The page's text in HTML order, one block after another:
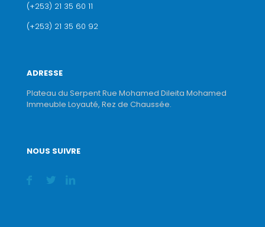
(+253) 21 35 60 11
(+253) 21 35 60 92
ADRESSE
Plateau du Serpent Rue Mohamed Dileita Mohamed
Immeuble Loyauté, Rez de Chaussée.
NOUS SUIVRE